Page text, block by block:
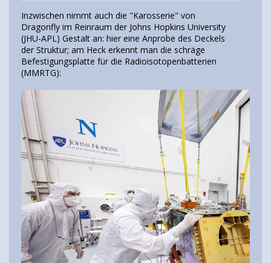
Inzwischen nimmt auch die "Karosserie" von
Dragonfly im Reinraum der Johns Hopkins University
(JHU-APL) Gestalt an: hier eine Anprobe des Deckels
der Struktur; am Heck erkennt man die schräge
Befestigungsplatte für die Radioisotopenbatterien
(MMRTG):